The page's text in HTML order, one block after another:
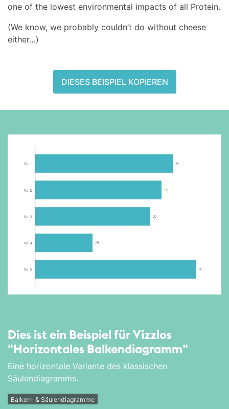
one of the lowest environmental impacts of all Protein.
(We know, we probably couldn’t do without cheese
either…)
DIESES BEISPIEL KOPIEREN
Dies ist ein Beispiel für Vizzlos
"Horizontales Balken­diagramm"
Eine horizontale Variante des klassischen
Säulendiagramms.
Balken- & Säulendiagramme